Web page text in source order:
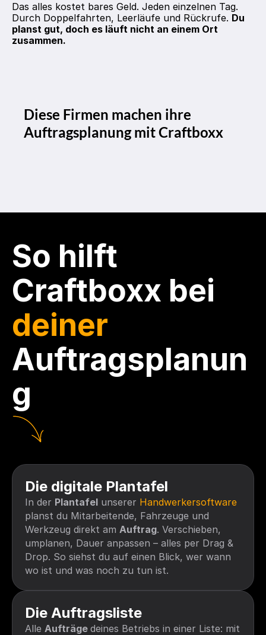
Das alles kostet bares Geld. Jeden einzelnen Tag.
Durch Doppelfahrten, Leerläufe und Rückrufe. Du
planst gut, doch es läuft nicht an einem Ort
zusammen.
Diese Firmen machen ihre
Auftragsplanung mit Craftboxx
So hilft
Auftragsplanun
g
Die digitale Plantafel
In der Plantafel unserer Handwerkersoftware
planst du Mitarbeitende, Fahrzeuge und
Werkzeug direkt am Auftrag. Verschieben,
umplanen, Dauer anpassen – alles per Drag &
Drop. So siehst du auf einen Blick, wer wann
wo ist und was noch zu tun ist.
Die Auftragsliste
Alle Aufträge deines Betriebs in einer Liste: mit